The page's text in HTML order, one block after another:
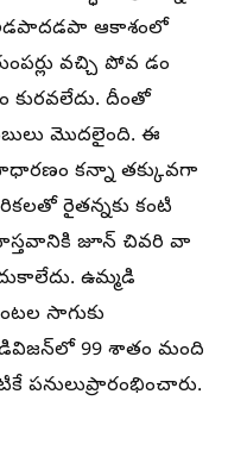
అడపాదడపా ఆకాశంలో
వచ్చి పోవ డం
కురవలేదు. దీంతో
మొదలైంది. ఈ
కన్నా తక్కువగా
రైతన్నకు కంటి
జూన్‌ చివరి వా
ఉమ్మడి
సాగుకు
99 శాతం మంది
పనులుప్రారంభించారు.